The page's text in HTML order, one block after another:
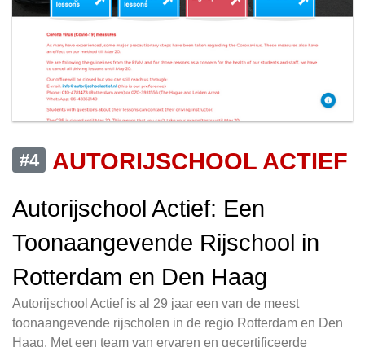
#4
AUTORIJSCHOOL ACTIEF
Autorijschool Actief: Een
Toonaangevende Rijschool in
Rotterdam en Den Haag
Autorijschool Actief is al 29 jaar een van de meest
toonaangevende rijscholen in de regio Rotterdam en Den
Haag. Met een team van ervaren en gecertificeerde